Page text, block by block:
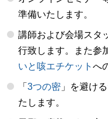
準備いたします。
講師および会場スタ
行致します。また参
いと咳エチケット へ
「 3つの密 」を避け
たします。